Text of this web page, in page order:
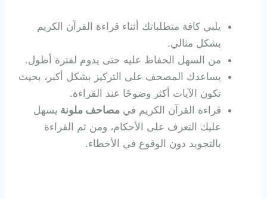
يلبي كافة متطلباتك أثناء قراءة القرآن الكريم
بشكل مثالي.
من السهل الحفاظ عليه حتى يدوم لفترة أطول.
يساعدك المصحف على التركيز بشكل أكبر، بحيث
تكون الآيات أكثر وضوحًا عند القراءة.
قراءة القرآن الكريم فيمصاحف ملونة يسهل
عليك التعرف على الأحكام، ومن ثم القراءة
بالتجويد دون الوقوع في الأخطاء.